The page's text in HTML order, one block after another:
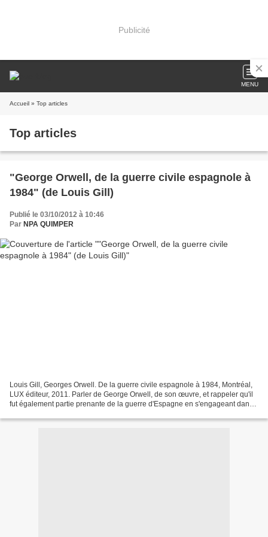
Publicité
MENU
Accueil » Top articles
Top articles
"George Orwell, de la guerre civile espagnole à
1984" (de Louis Gill)
Publié le 03/10/2012 à 10:46
Par NPA QUIMPER
Louis Gill, Georges Orwell. De la guerre civile espagnole à 1984, Montréal,
LUX éditeur, 2011. Parler de George Orwell, de son œuvre, et rappeler qu'il
fut également partie prenante de la guerre d'Espagne en s'engageant dans